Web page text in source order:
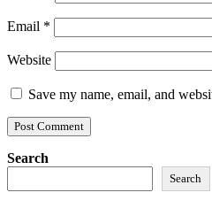
Email *
Website
Save my name, email, and
Search
Search